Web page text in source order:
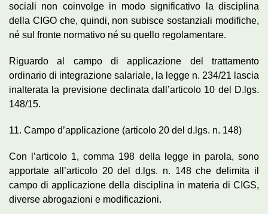
sociali non coinvolge in modo significativo la disciplina
della CIGO che, quindi, non subisce sostanziali modifiche,
né sul fronte normativo né su quello regolamentare.
Riguardo al campo di applicazione del trattamento
ordinario di integrazione salariale, la legge n. 234/21 lascia
inalterata la previsione declinata dall’articolo 10 del D.lgs.
148/15.
11. Campo d’applicazione (articolo 20 del d.lgs. n. 148)
Con l’articolo 1, comma 198 della legge in parola, sono
apportate all’articolo 20 del d.lgs. n. 148 che delimita il
campo di applicazione della disciplina in materia di CIGS,
diverse abrogazioni e modificazioni.